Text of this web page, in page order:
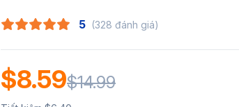
5 (328 đánh giá)
$8.59$14.99